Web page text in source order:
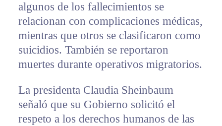
algunos de los fallecimientos se
relacionan con complicaciones médicas,
mientras que otros se clasificaron como
suicidios. También se reportaron
muertes durante operativos migratorios.
La presidenta Claudia Sheinbaum
señaló que su Gobierno solicitó el
respeto a los derechos humanos de las